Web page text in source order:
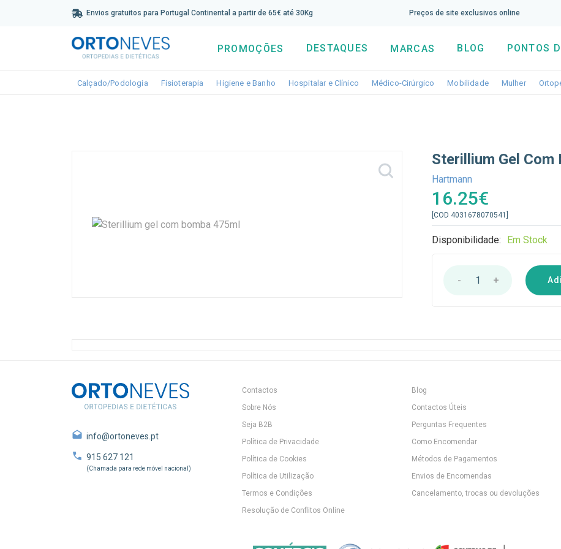
Envios gratuitos para Portugal Continental a partir de 65€ até 30Kg Preços de site exclusivos online
PROMOÇÕES DESTAQUES MARCAS BLOG PONTOS
Calçado/Podologia Toggle dropdown
Fisioterapia Toggle dropdown
Higiene e Banho Toggle dropdown
Hospitalar e Clínico Toggle dropdown
Médico-Cirúrgico Toggle dropdown
Mobilidade Toggle dropdown
Mulher Toggle
Subscreva aqui a nossa newsletter e tenha 5% de desconto direto
Sterillium Gel Com
Hartmann
16.25€
[COD 4031678070541]
Disponibilidade: Em Stock
- 1 +
info@ortoneves.pt
915 627 121
(Chamada para rede móvel nacional)
Contactos
Sobre Nós
Seja B2B
Política de Privacidade
Política de Cookies
Política de Utilização
Termos e Condições
Resolução de Conflitos Online
Blog
Contactos Úteis
Perguntas Frequentes
Como Encomendar
Métodos de Pagamentos
Envios de Encomendas
Cancelamento, trocas ou devoluções